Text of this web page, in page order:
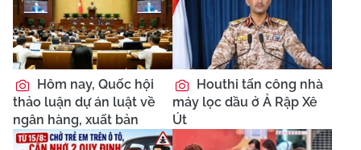
Hôm nay, Quốc hội
thảo luận dự án luật về
ngân hàng, xuất bản
Houthi tấn công nhà
máy lọc dầu ở Ả Rập Xê
Út